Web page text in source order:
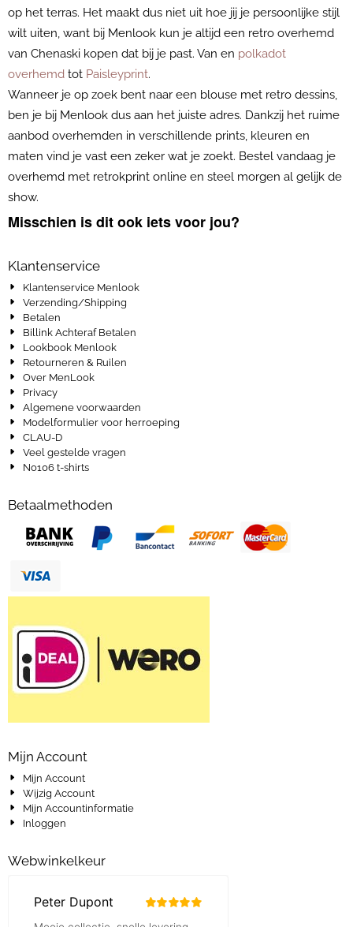
op het terras. Het maakt dus niet uit hoe jij je persoonlijke stijl
wilt uiten, want bij Menlook kun je altijd een retro overhemd
van Chenaski kopen dat bij je past. Van en polkadot
overhemd tot Paisleyprint.
Wanneer je op zoek bent naar een blouse met retro dessins,
ben je bij Menlook dus aan het juiste adres. Dankzij het ruime
aanbod overhemden in verschillende prints, kleuren en
maten vind je vast een zeker wat je zoekt. Bestel vandaag je
overhemd met retrokprint online en steel morgen al gelijk de
show.
Misschien is dit ook iets voor jou?
Klantenservice
Klantenservice Menlook
Verzending/Shipping
Betalen
Billink Achteraf Betalen
Lookbook Menlook
Retourneren & Ruilen
Over MenLook
Privacy
Algemene voorwaarden
Modelformulier voor herroeping
CLAU-D
Veel gestelde vragen
No106 t-shirts
Betaalmethoden
Mijn Account
Mijn Account
Wijzig Account
Mijn Accountinformatie
Inloggen
Webwinkelkeur